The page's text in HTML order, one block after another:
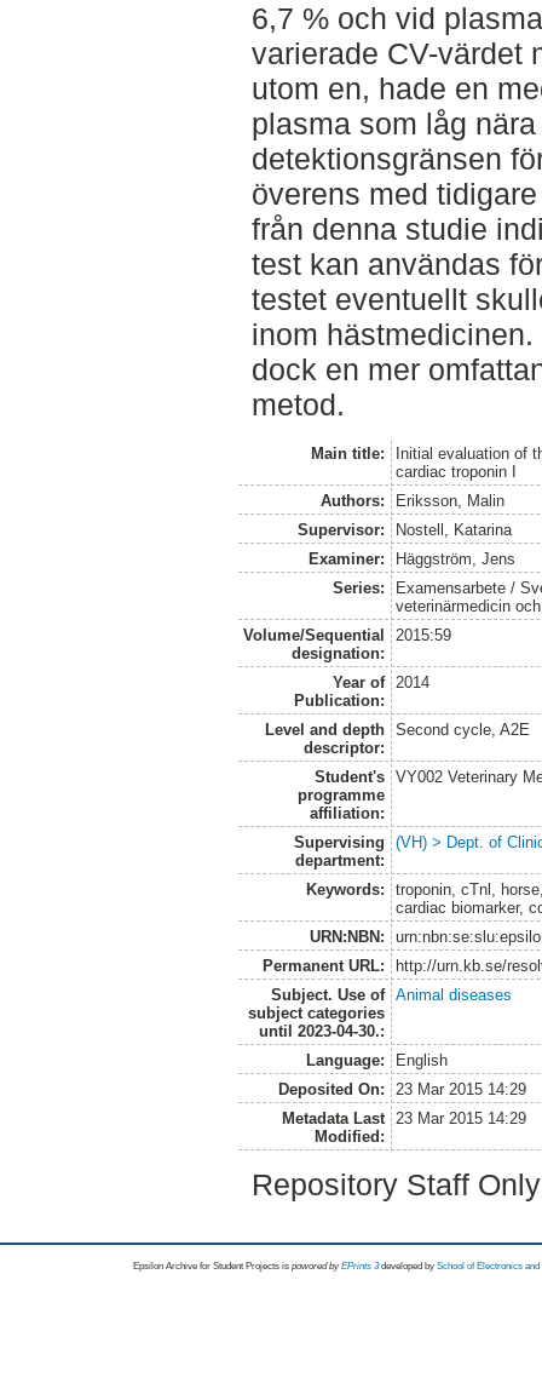
6,7 % och vid
varierade CV-värdet
utom en, hade en
plasma som låg
detektionsgränsen
överens med
från denna studie
test kan användas
testet eventuellt
inom
dock en mer
metod.
Main title:
Initial evaluation of
cardiac troponin I
Authors:
Eriksson, Malin
Supervisor:
Nostell, Katarina
Examiner:
Häggström, Jens
Series:
Examensarbete /
veterinärmedicin
Volume/Sequential
designation:
2015:59
Year of
Publication:
2014
Level and depth
descriptor:
Second cycle, A2E
Student's
programme
affiliation:
VY002 Veterinary
Supervising
department:
(VH) > Dept. of
Keywords:
troponin, cTnl,
cardiac biomarker,
URN:NBN:
Permanent URL:
http://urn.kb.se/
Subject. Use of
subject categories
until 2023-04-30.:
Animal diseases
Language:
English
Deposited On:
23 Mar 2015 14:29
Metadata Last
Modified:
23 Mar 2015 14:29
Repository Staff
Epsilon Archive for Student Projects is powored byEPrints 3 developed by School of Electronics